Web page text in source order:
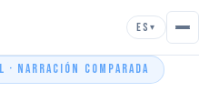
ES▾
NARRACIÓN COMPARADA